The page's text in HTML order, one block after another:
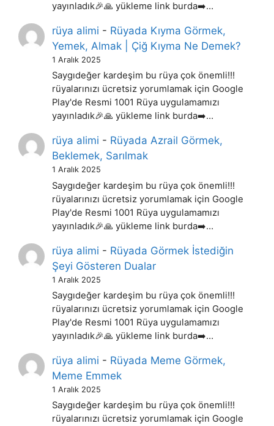
yayınladık🎉🙏 yükleme link burda➡️…
rüya alimi - Rüyada Kıyma Görmek,
Yemek, Almak | Çiğ Kıyma Ne Demek?
1 Aralık 2025
Saygıdeğer kardeşim bu rüya çok önemli!!!
rüyalarınızı ücretsiz yorumlamak için Google
Play'de Resmi 1001 Rüya uygulamamızı
yayınladık🎉🙏 yükleme link burda➡️…
rüya alimi - Rüyada Azrail Görmek,
Beklemek, Sarılmak
1 Aralık 2025
Saygıdeğer kardeşim bu rüya çok önemli!!!
rüyalarınızı ücretsiz yorumlamak için Google
Play'de Resmi 1001 Rüya uygulamamızı
yayınladık🎉🙏 yükleme link burda➡️…
rüya alimi - Rüyada Görmek İstediğin
Şeyi Gösteren Dualar
1 Aralık 2025
Saygıdeğer kardeşim bu rüya çok önemli!!!
rüyalarınızı ücretsiz yorumlamak için Google
Play'de Resmi 1001 Rüya uygulamamızı
yayınladık🎉🙏 yükleme link burda➡️…
rüya alimi - Rüyada Meme Görmek,
Meme Emmek
1 Aralık 2025
Saygıdeğer kardeşim bu rüya çok önemli!!!
rüyalarınızı ücretsiz yorumlamak için Google